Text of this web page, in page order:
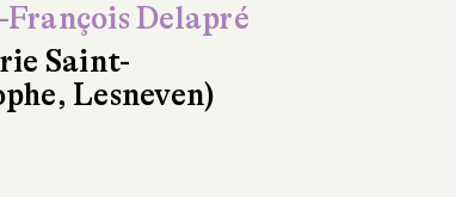
Delapré
Saint-
Lesneven)